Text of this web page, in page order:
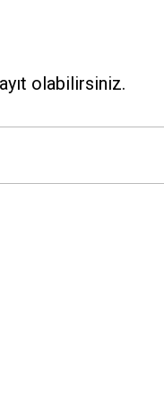
olabilirsiniz.